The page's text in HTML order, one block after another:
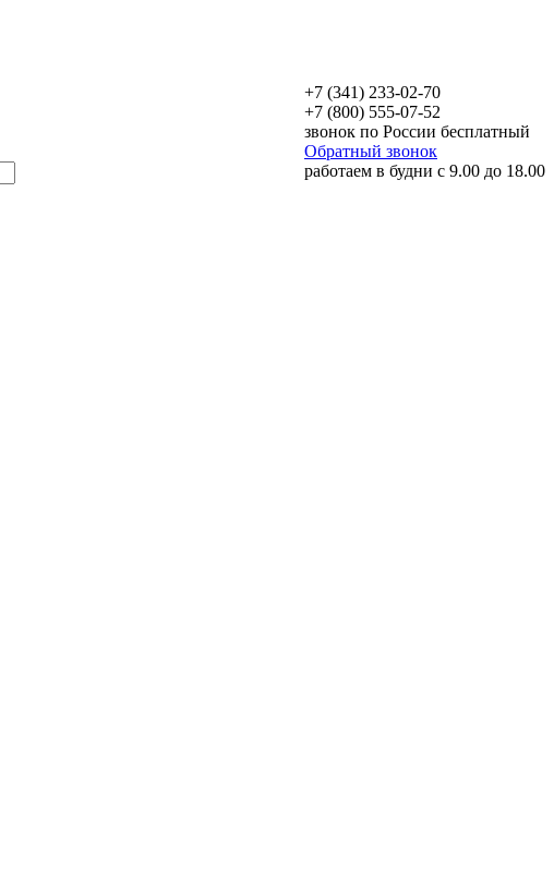
+7 (341) 233-02-70
+7 (800) 555-07-52
звонок по России бесплатный
Обратный звонок
работаем в будни с 9.00 до 18.00